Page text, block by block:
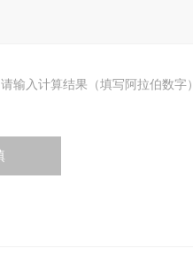
请输入计算结果（填写阿拉伯数字